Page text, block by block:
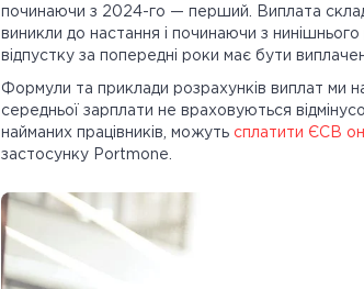
починаючи з 2024-го — перший. Виплата
виникли до настання і починаючи з
відпустку за попередні роки має бути
Формули та приклади розрахунків виплат ми
середньої зарплати не враховуються
найманих працівників, можуть сплатити ЄСВ
застосунку Portmone.